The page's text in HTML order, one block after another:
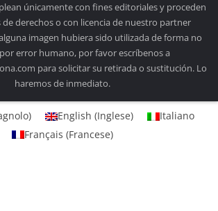
únicamente con fines editoriales y proceden
de derechos o con licencia de nuestro partner
imagen hubiera sido utilizada de forma no
error humano, por favor escríbenos a
para solicitar su retirada o sustitución. Lo
haremos de inmediato.
) English (Inglese)
Italiano
Français (Francese)